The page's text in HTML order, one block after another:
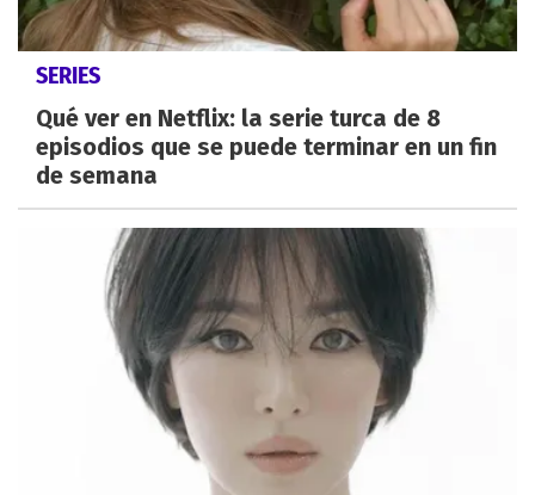
SERIES
Qué ver en Netflix: la serie turca de 8
episodios que se puede terminar en un fin
de semana